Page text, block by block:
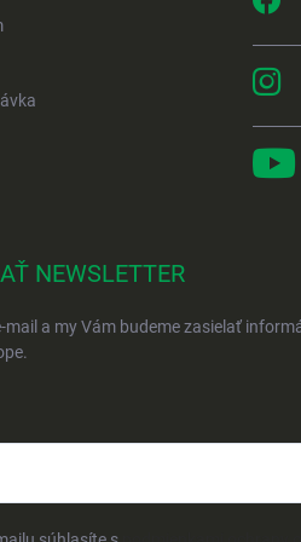
NEWSLETTER
mail a my Vám budeme zasielať